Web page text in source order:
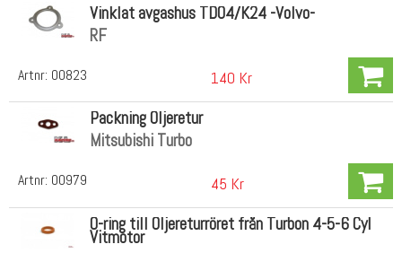
Artnr: 00823
Vinklat avgashus TD04/K24 -Volvo-
RF
140 Kr
Artnr: 00979
Packning Oljeretur
Mitsubishi Turbo
45 Kr
O-ring till Oljereturröret från Turbon 4-5-6 Cyl
Vitmotor